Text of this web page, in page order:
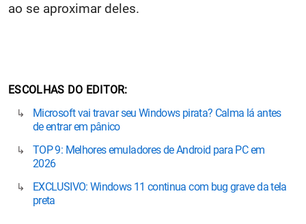
ao se aproximar deles.
ESCOLHAS DO EDITOR
Microsoft vai travar seu Windows pirata? Calma lá antes
de entrar em pânico
TOP 9: Melhores emuladores de Android para PC em
2026
EXCLUSIVO: Windows 11 continua com bug grave da tela
preta